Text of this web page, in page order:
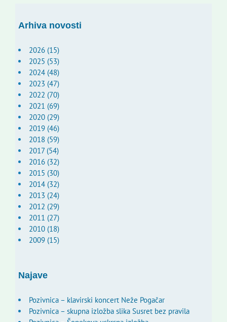
Arhiva novosti
2026 (15)
2025 (53)
2024 (48)
2023 (47)
2022 (70)
2021 (69)
2020 (29)
2019 (46)
2018 (59)
2017 (54)
2016 (32)
2015 (30)
2014 (32)
2013 (24)
2012 (29)
2011 (27)
2010 (18)
2009 (15)
Najave
Pozivnica – klavirski koncert Neže Pogačar
Pozivnica – skupna izložba slika Susret bez pravila